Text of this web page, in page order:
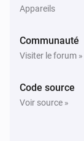
Appareils
Communauté
Visiter le forum »
Code source
Voir source »